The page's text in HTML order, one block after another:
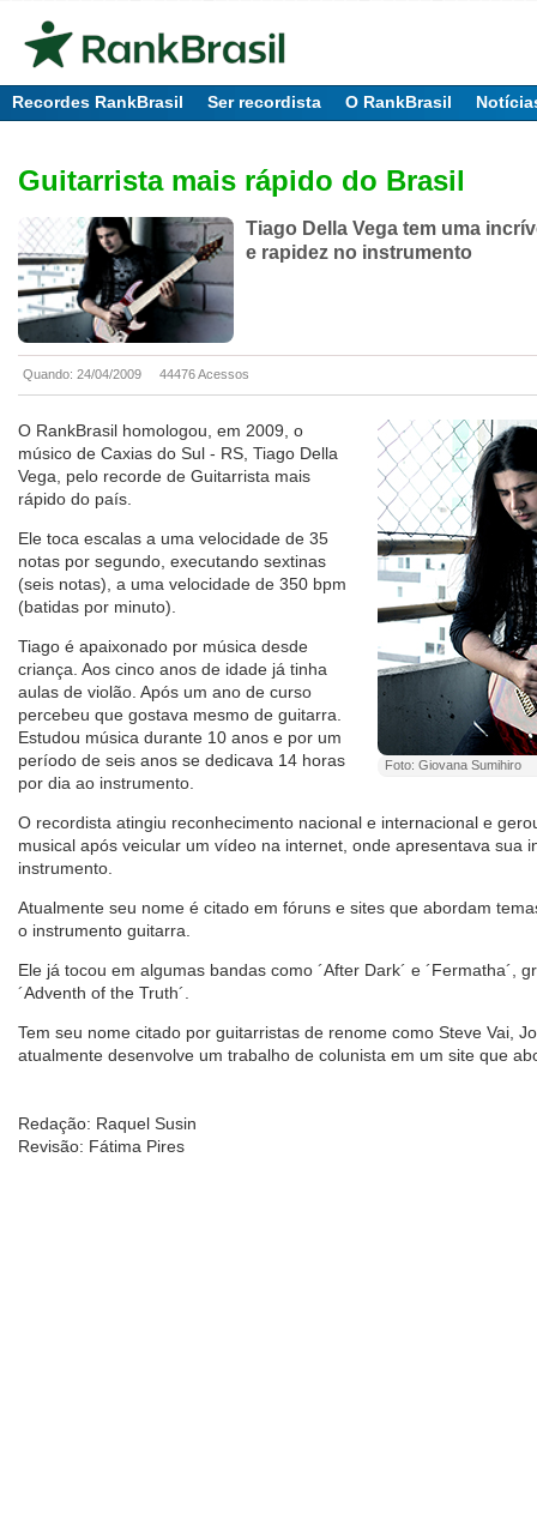
Recordes RankBrasil Ser recordista O RankBrasil
Guitarrista mais rápido do Brasil
Tiago Della Vega tem uma
e rapidez no instrumento
Quando: 24/04/2009 44476 Acessos
Foto: Giovana Sumihiro
O RankBrasil homologou, em 2009, o
músico de Caxias do Sul - RS, Tiago Della
Vega, pelo recorde de Guitarrista mais
rápido do país.
Ele toca escalas a uma velocidade de 35
notas por segundo, executando sextinas
(seis notas), a uma velocidade de 350 bpm
(batidas por minuto).
Tiago é apaixonado por música desde
criança. Aos cinco anos de idade já tinha
aulas de violão. Após um ano de curso
percebeu que gostava mesmo de guitarra.
Estudou música durante 10 anos e por um
período de seis anos se dedicava 14 horas
por dia ao instrumento.
O recordista atingiu reconhecimento nacional e internacional e
musical após veicular um vídeo na internet, onde apresentava sua
instrumento.
Atualmente seu nome é citado em fóruns e sites que abordam
o instrumento guitarra.
Ele já tocou em algumas bandas como ´After Dark´ e ´Fermatha´,
´Adventh of the Truth´.
Tem seu nome citado por guitarristas de renome como Steve Vai,
atualmente desenvolve um trabalho de colunista em um site que
Redação: Raquel Susin
Revisão: Fátima Pires